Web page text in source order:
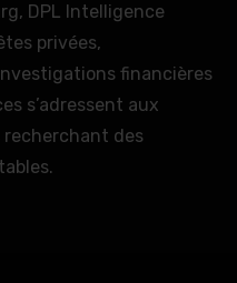
DPL Intelligence
privées,
financières
s’adressent aux
des